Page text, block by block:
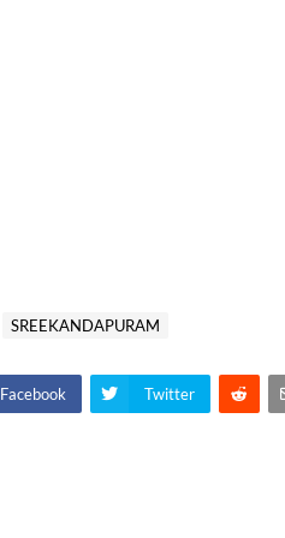
SREEKANDAPURAM
Facebook Twitter